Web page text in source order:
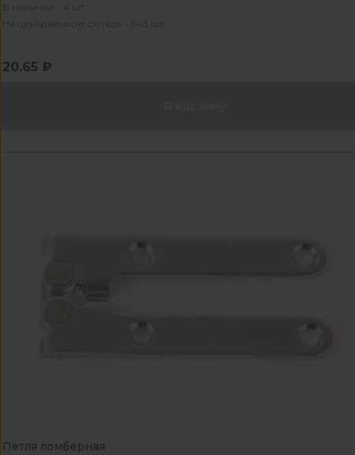
В наличии - 4 шт
На центральном складе - 643 шт
20.65 ₽
Петля ломберная